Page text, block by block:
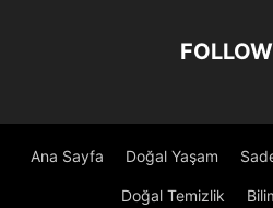
Ana Sayfa Doğal Yaşam
Doğal Temizlik